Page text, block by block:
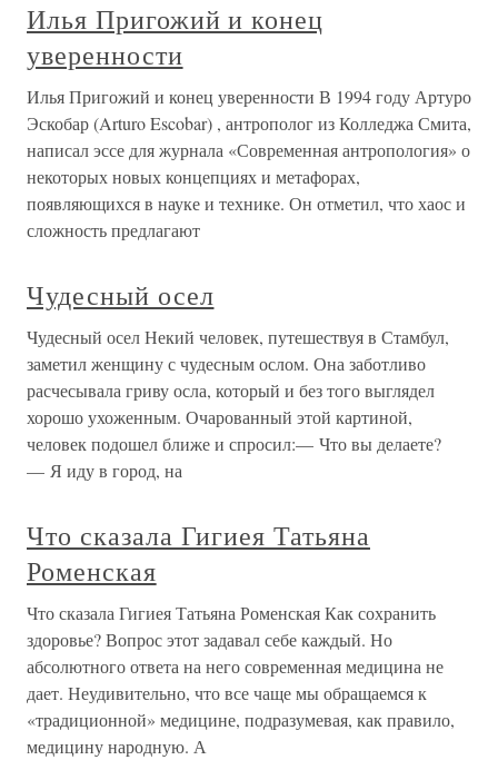
Илья Пригожий и конец
уверенности
Илья Пригожий и конец уверенности В 1994 году Артуро
Эскобар (Arturo Escobar) , антрополог из Колледжа Смита,
написал эссе для журнала «Современная антропология» о
некоторых новых концепциях и метафорах,
появляющихся в науке и технике. Он отметил, что хаос и
сложность предлагают
Чудесный осел
Чудесный осел Некий человек, путешествуя в Стамбул,
заметил женщину с чудесным ослом. Она заботливо
расчесывала гриву осла, который и без того выглядел
хорошо ухоженным. Очарованный этой картиной,
человек подошел ближе и спросил:— Что вы делаете?
— Я иду в город, на
Что сказала Гигиея Татьяна
Роменская
Что сказала Гигиея Татьяна Роменская Как сохранить
здоровье? Вопрос этот задавал себе каждый. Но
абсолютного ответа на него современная медицина не
дает. Неудивительно, что все чаще мы обращаемся к
«традиционной» медицине, подразумевая, как правило,
медицину народную. А